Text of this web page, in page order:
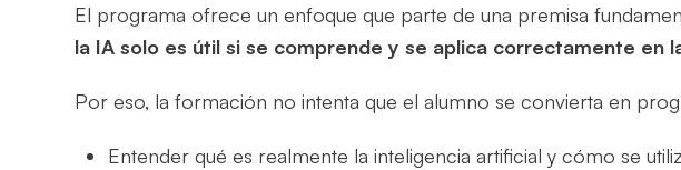
El programa ofrece un enfoque que parte de una premisa
la IA solo es útil si se comprende y se aplica correctamente en
Por eso, la formación no intenta que el alumno se convierta en
Entender qué es realmente la inteligencia artificial y cómo se